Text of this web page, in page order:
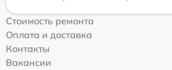
Стоимость ремонта
Оплата и доставка
Контакты
Вакансии